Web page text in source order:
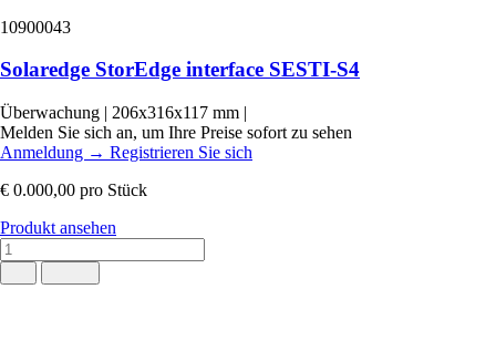
10900043
Solaredge StorEdge interface SESTI-S4
Überwachung | 206x316x117 mm |
Melden Sie sich an, um Ihre Preise sofort zu sehen
Anmeldung → Registrieren Sie sich
€ 0.000,00 pro Stück
Produkt ansehen